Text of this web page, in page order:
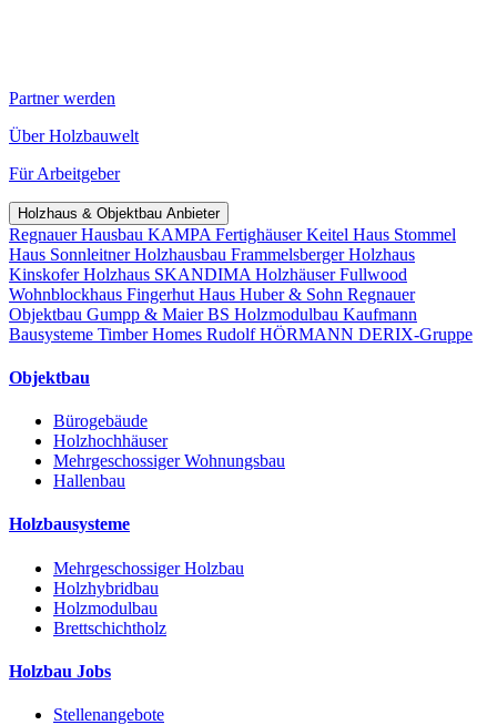
Partner werden
Über Holzbauwelt
Für Arbeitgeber
Holzhaus & Objektbau Anbieter
Regnauer Hausbau KAMPA FertighäuserKeitel Haus Stommel
Haus Sonnleitner Holzhausbau Frammelsberger Holzhaus
Kinskofer Holzhaus SKANDIMA HolzhäuserFullwood
Wohnblockhaus Fingerhut Haus Huber & Sohn Regnauer
Objektbau Gumpp & MaierBS Holzmodulbau Kaufmann
Bausysteme Timber Homes Rudolf HÖRMANN DERIX-Gruppe
Objektbau
Bürogebäude
Holzhochhäuser
Mehrgeschossiger Wohnungsbau
Hallenbau
Holzbausysteme
Mehrgeschossiger Holzbau
Holzhybridbau
Holzmodulbau
Brettschichtholz
Holzbau Jobs
Stellenangebote